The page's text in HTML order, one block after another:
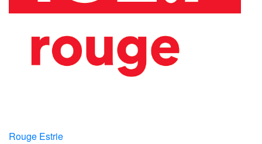
Rouge Estrie